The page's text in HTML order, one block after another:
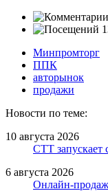
Минпромторг
ППК
авторынок
продажи
Новости по теме:
10 августа 2026
СТТ запускает
6 августа 2026
Онлайн-